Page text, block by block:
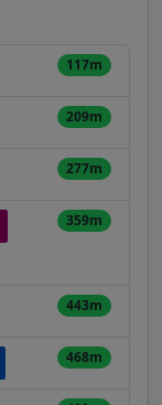
117m
209m
277m
359m
443m
468m